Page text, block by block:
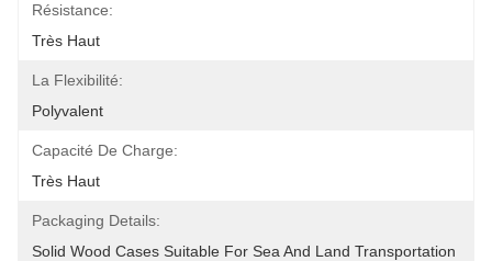
Résistance:
Très Haut
La Flexibilité:
Polyvalent
Capacité De Charge:
Très Haut
Packaging Details:
Solid Wood Cases Suitable For Sea And Land Transportation